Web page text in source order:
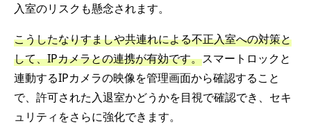
入室のリスクも懸念されます。
こうしたなりすましや共連れによる不正入室への対策と
して、IPカメラとの連携が有効です。スマートロックと
連動するIPカメラの映像を管理画面から確認すること
で、許可された入退室かどうかを目視で確認でき、セキ
ュリティをさらに強化できます。